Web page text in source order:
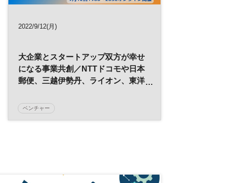
2022/9/12(月)
大企業とスタートアップ双方が幸せ
になる事業共創／NTTドコモや日本
郵便、三越伊勢丹、ライオン、東洋
オンライン配信】◆日経イノベーシ
ョン・ミートアップ
ベンチャー
オープンイノベーション 平日夜開催